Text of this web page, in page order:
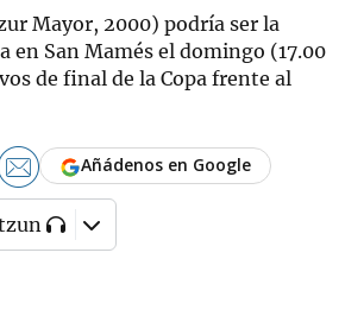
Mayor, 2000) podría ser la
en San Mamés el domingo (17.00
de final de la Copa frente al
Añádenos en Google